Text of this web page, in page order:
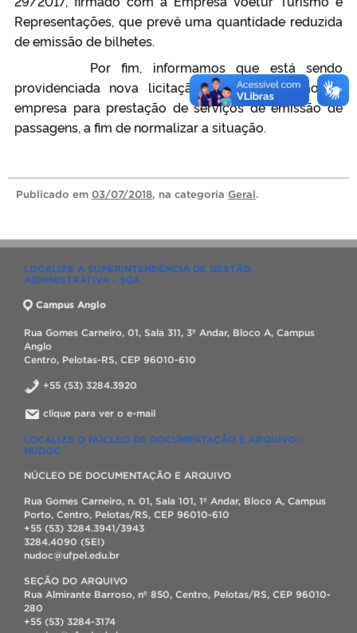
Representações, que prevê uma quantidade reduzida
de emissão de bilhetes.
Por fim, informamos que está sendo
providenciada nova licitação para contratação de
empresa para prestação de serviços de emissão de
passagens, a fim de normalizar a situação.
Publicado em 03/07/2018, na categoria Geral.
LOCALIZE A SUPERINTENDÊNCIA DE GESTÃO
ADMINISTRATIVA - SGA
Campus Anglo
Rua Gomes Carneiro, 01, Sala 311, 3º Andar, Bloco A, Campus
Anglo
Centro, Pelotas-RS, CEP 96010-610
+55 (53) 3284.3920
clique para ver o e-mail
LOCALIZE O NÚCLEO DE DOCUMENTAÇÃO E ARQUIVO –
NUDOC
NÚCLEO DE DOCUMENTAÇÃO E ARQUIVO
Rua Gomes Carneiro, n. 01, Sala 101, 1º Andar, Bloco A, Campus
Porto, Centro, Pelotas/RS, CEP 96010-610
+55 (53) 3284.3941/3943
3284.4090 (SEI)
nudoc@ufpel.edu.br
SEÇÃO DO ARQUIVO
Rua Almirante Barroso, nº 850, Centro, Pelotas/RS, CEP 96010-
280
+55 (53) 3284-3174